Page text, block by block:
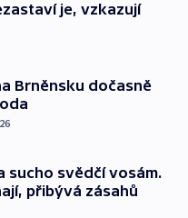
je, vzkazují
Brněnsku dočasně
sucho svědčí vosám.
přibývá zásahů